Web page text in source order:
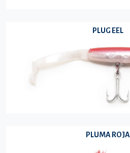
PLUG EEL
PLUMA ROJA